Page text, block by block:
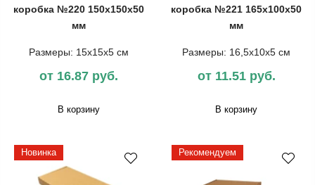
коробка №220 150х150х50
мм
Размеры: 15х15х5 см
от 16.87 руб.
В корзину
коробка №221 165х100х50
мм
Размеры: 16,5х10х5 см
от 11.51 руб.
В корзину
Новинка Рекомендуем